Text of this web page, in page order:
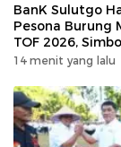
BanK Sulutgo
Pesona Burung
TOF 2026,
Keagungan Dan
14 menit yang lalu